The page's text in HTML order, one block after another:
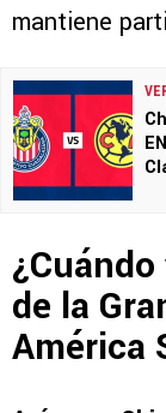
mantiene
de la
América